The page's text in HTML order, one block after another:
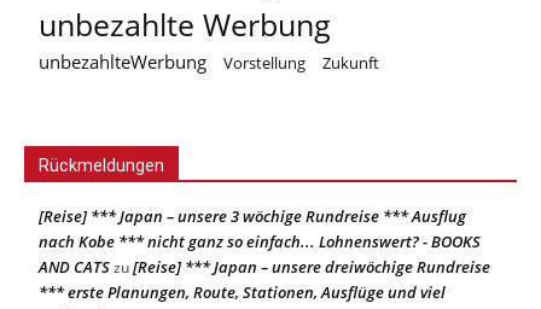
unbezahlte Werbung
unbezahlteWerbung Vorstellung Zukunft
Rückmeldungen
[Reise] *** Japan – unsere 3 wöchige Rundreise *** Ausflug
nach Kobe *** nicht ganz so einfach... Lohnenswert? - BOOKS
AND CATSzu[Reise] *** Japan – unsere dreiwöchige Rundreise
*** erste Planungen, Route, Stationen, Ausflüge und viel